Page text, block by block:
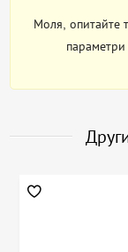
Моля, опитайте
параметри